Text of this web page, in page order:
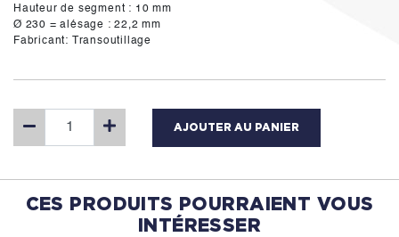
Hauteur de segment : 10 mm
Ø 230 = alésage : 22,2 mm
Fabricant: Transoutillage
AJOUTER AU PANIER
CES PRODUITS POURRAIENT VOUS
INTÉRESSER